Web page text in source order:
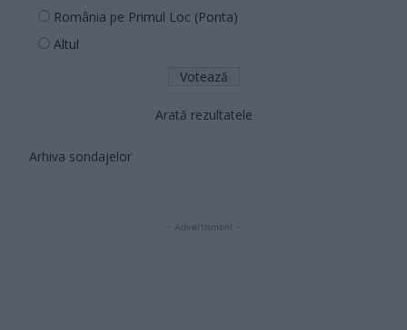
România pe Primul Loc (Ponta)
Altul
Arată rezultatele
Arhiva sondajelor
- Advertisment -